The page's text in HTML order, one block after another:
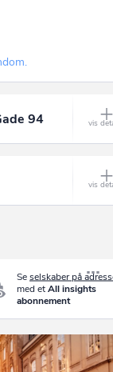
94
Seselskaber på
med etAll insights
abonnement